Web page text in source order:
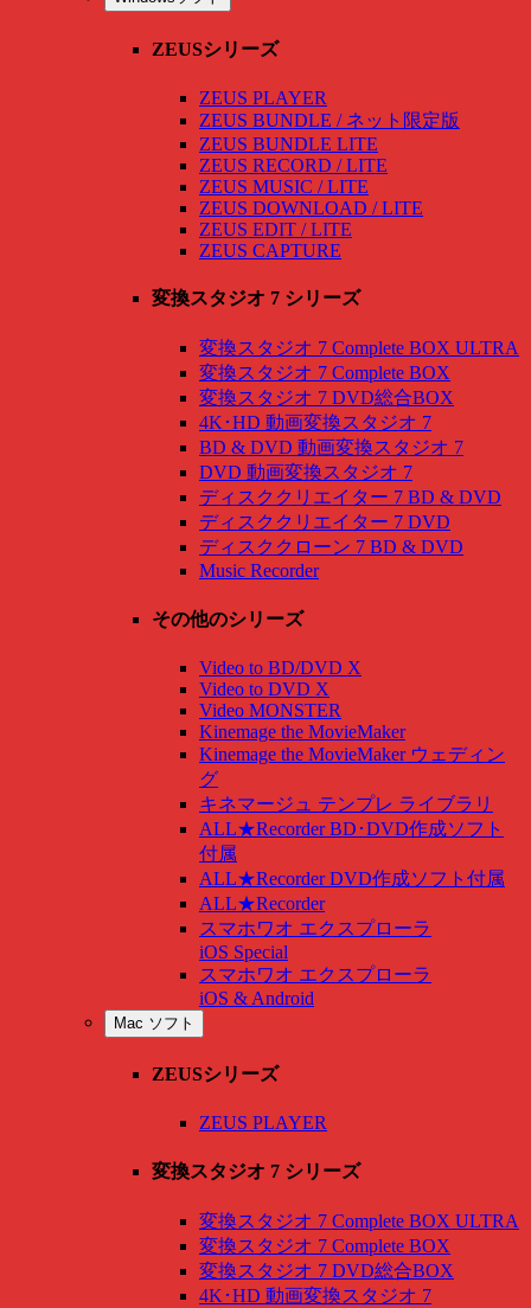
ZEUSシリーズ
ZEUS PLAYER
ZEUS BUNDLE / ネット限定版
ZEUS BUNDLE LITE
ZEUS RECORD / LITE
ZEUS MUSIC / LITE
ZEUS DOWNLOAD / LITE
ZEUS EDIT / LITE
ZEUS CAPTURE
変換スタジオ 7 シリーズ
変換スタジオ 7 Complete BOX ULTRA
変換スタジオ 7 Complete BOX
変換スタジオ 7 DVD総合BOX
4K･HD 動画変換スタジオ 7
BD & DVD 動画変換スタジオ 7
DVD 動画変換スタジオ 7
ディスククリエイター 7 BD & DVD
ディスククリエイター 7 DVD
ディスククローン 7 BD & DVD
Music Recorder
その他のシリーズ
Video to BD/DVD X
Video to DVD X
Video MONSTER
Kinemage the MovieMaker
Kinemage the MovieMaker ウェディン
グ
キネマージュ テンプレ ライブラリ
ALL★Recorder BD･DVD作成ソフト
付属
ALL★Recorder DVD作成ソフト付属
ALL★Recorder
スマホワオ エクスプローラ
iOS Special
スマホワオ エクスプローラ
iOS & Android
Mac ソフト
ZEUSシリーズ
ZEUS PLAYER
変換スタジオ 7 シリーズ
変換スタジオ 7 Complete BOX ULTRA
変換スタジオ 7 Complete BOX
変換スタジオ 7 DVD総合BOX
4K･HD 動画変換スタジオ 7